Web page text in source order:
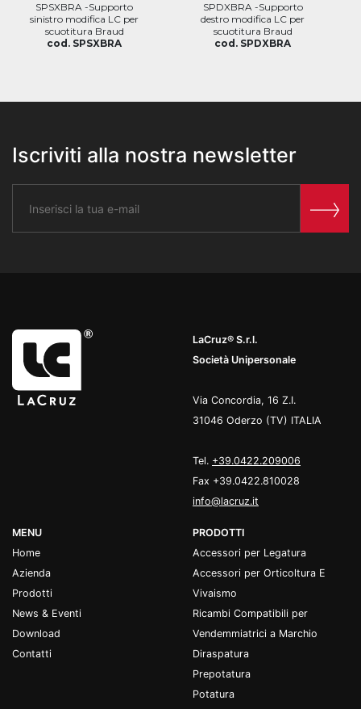
SPSXBRA -Supporto
sinistro modifica LC per
scuotitura Braud
cod. SPSXBRA
SPDXBRA -Supporto
destro modifica LC per
scuotitura Braud
cod. SPDXBRA
Iscriviti alla nostra newsletter
LaCruz® S.r.l.
Società Unipersonale
Via Concordia, 16 Z.I.
31046 Oderzo (TV) ITALIA
Tel. +39.0422.209006
Fax +39.0422.810028
info@lacruz.it
MENU
Home
Azienda
Prodotti
News & Eventi
Download
Contatti
PRODOTTI
Accessori per Legatura
Accessori per Orticoltura E
Vivaismo
Ricambi Compatibili per
Vendemmiatrici a Marchio
Diraspatura
Prepotatura
Potatura